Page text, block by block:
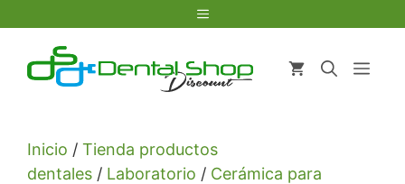
contenido
Menú
Inicio / Tienda productos
dentales / Laboratorio / Cerámica para